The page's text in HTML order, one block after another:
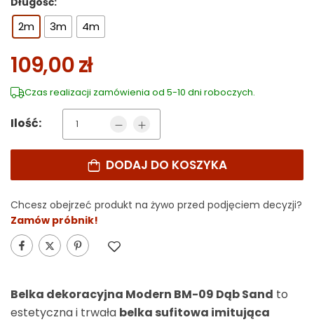
2m 3m 4m
109,00zł
Czas realizacji zamówienia od 5-10 dni roboczych.
Ilość:
DODAJ DO KOSZYKA
Chcesz obejrzeć produkt na żywo przed podjęciem decyzji?
Zamów próbnik!
Alternative:
Belka dekoracyjna Modern BM-09 Dąb Sand to
estetyczna i trwała belka sufitowa imitująca